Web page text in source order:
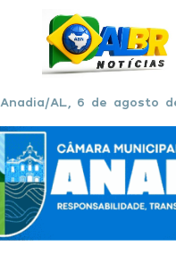
Anadia/AL, 6 de agosto